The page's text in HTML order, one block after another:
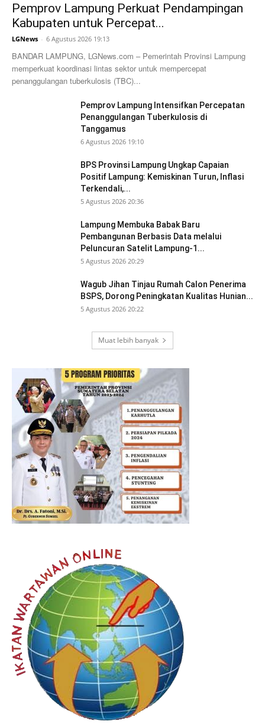
Pemprov Lampung Perkuat Pendampingan
Kabupaten untuk Percepat...
LGNews - 6 Agustus 2026 19:13
BANDAR LAMPUNG, LGNews.com – Pemerintah Provinsi Lampung
memperkuat koordinasi lintas sektor untuk mempercepat
penanggulangan tuberkulosis (TBC)...
Pemprov Lampung Intensifkan Percepatan
Penanggulangan Tuberkulosis di
Tanggamus
6 Agustus 2026 19:10
BPS Provinsi Lampung Ungkap Capaian
Positif Lampung: Kemiskinan Turun, Inflasi
Terkendali,...
5 Agustus 2026 20:36
Lampung Membuka Babak Baru
Pembangunan Berbasis Data melalui
Peluncuran Satelit Lampung-1...
5 Agustus 2026 20:29
Wagub Jihan Tinjau Rumah Calon Penerima
BSPS, Dorong Peningkatan Kualitas Hunian...
5 Agustus 2026 20:22
Muat lebih banyak